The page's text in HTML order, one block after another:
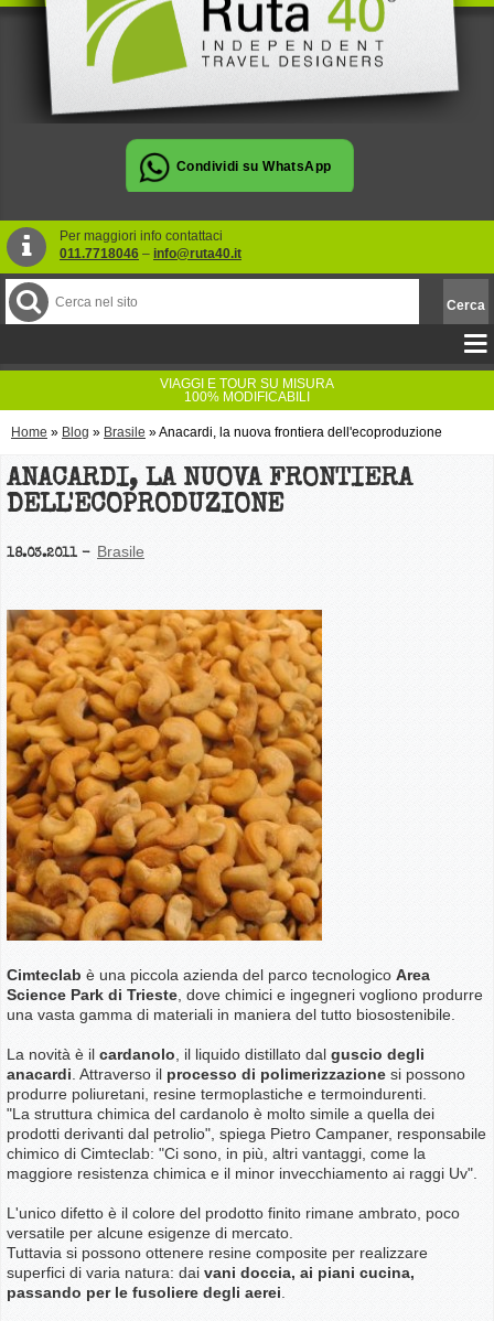
Per maggiori info contattaci
011.7718046 – info@ruta40.it
VIAGGI E TOUR SU MISURA
100% MODIFICABILI
Home » Blog » Brasile »Anacardi, la nuova frontiera dell'ecoproduzione
ANACARDI, LA NUOVA FRONTIERA
DELL'ECOPRODUZIONE
18.03.2011 Brasile
Cimteclab è una piccola azienda del parco tecnologico Area
Science Park di Trieste , dove chimici e ingegneri vogliono produrre
una vasta gamma di materiali in maniera del tutto biosostenibile.
La novità è il cardanolo , il liquido distillato dal guscio degli
anacardi . Attraverso il processo di polimerizzazione si possono
produrre poliuretani, resine termoplastiche e termoindurenti.
"La struttura chimica del cardanolo è molto simile a quella dei
prodotti derivanti dal petrolio", spiega Pietro Campaner, responsabile
chimico di Cimteclab: "Ci sono, in più, altri vantaggi, come la
maggiore resistenza chimica e il minor invecchiamento ai raggi Uv".
L'unico difetto è il colore del prodotto finito rimane ambrato, poco
versatile per alcune esigenze di mercato.
Tuttavia si possono ottenere resine composite per realizzare
superfici di varia natura: dai vani doccia, ai piani cucina,
passando per le fusoliere degli aerei